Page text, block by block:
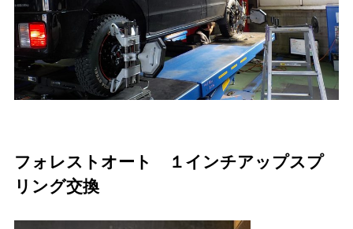
フォレストオート １インチアップスプ
リング交換